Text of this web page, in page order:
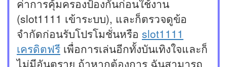
ค่าการคุ้มครองป้องกันก่อนใช้งาน
(slot1111 เข้าระบบ), และก็ตรวจดูข้อ
จำกัดก่อนรับโปรโมชั่นหรือ slot1111
เครดิตฟรี เพื่อการเล่นอีกทั้งบันเทิงใจและก็
ไม่มีอันตราย ถ้าหากต้องการ ฉันสามารถ